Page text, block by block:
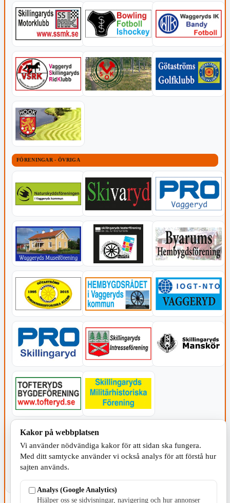
FÖRENINGAR - ÖVRIGA
KOMMUNEN
Kakor på webbplatsen
Vi använder nödvändiga kakor för att sidan ska fungera.
Med ditt samtycke använder vi också analys för att förstå hur
sajten används.
Analys (Google Analytics)
Hjälper oss se sidvisningar, navigering och hur annonser